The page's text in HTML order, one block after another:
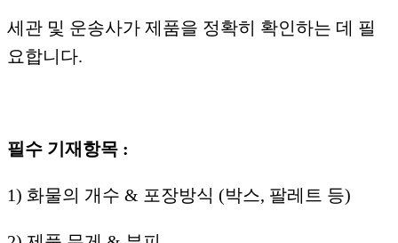
세관 및 운송사가 제품을 정확히 확인하는 데 필
요합니다.
필수 기재항목 :
1) 화물의 개수 & 포장방식 (박스, 팔레트 등)